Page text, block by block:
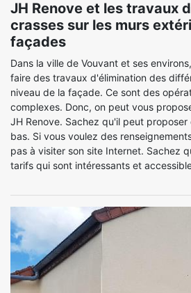
JH Renove et les travaux
crasses sur les murs
façades
Dans la ville de Vouvant et ses
faire des travaux d'élimination des
niveau de la façade. Ce sont des
complexes. Donc, on peut vous
JH Renove. Sachez qu'il peut
bas. Si vous voulez des
pas à visiter son site Internet. Sachez
tarifs qui sont intéressants et